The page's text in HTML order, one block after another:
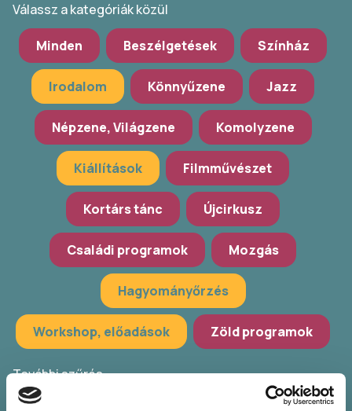
Válassz a kategóriák közül
Minden Beszélgetések Színház
Irodalom Könnyűzene Jazz
Népzene, Világzene Komolyzene
Kiállítások Filmművészet
Kortárs tánc Újcirkusz
Családi programok Mozgás
Hagyományőrzés
Workshop, előadások Zöld programok
További szűrés